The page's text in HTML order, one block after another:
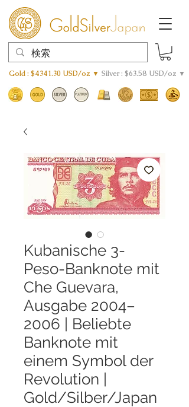
Gold : $4341.30 USD/oz ▼ Silver : $63.58 USD/oz ▼
Kubanische 3-
Peso-Banknote mit
Che Guevara,
Ausgabe 2004–
2006 | Beliebte
Banknote mit
einem Symbol der
Revolution |
Gold/Silber/Japan